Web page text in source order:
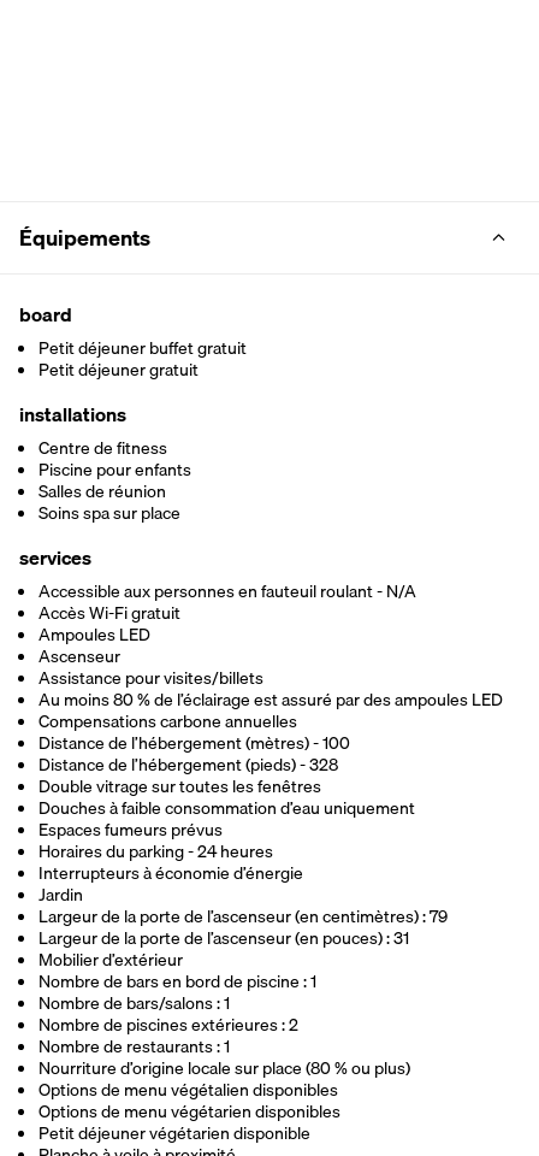
Équipements
board
Petit déjeuner buffet gratuit
Petit déjeuner gratuit
installations
Centre de fitness
Piscine pour enfants
Salles de réunion
Soins spa sur place
services
Accessible aux personnes en fauteuil roulant - N/A
Accès Wi-Fi gratuit
Ampoules LED
Ascenseur
Assistance pour visites/billets
Au moins 80 % de l’éclairage est assuré par des ampoules LED
Compensations carbone annuelles
Distance de l’hébergement (mètres) - 100
Distance de l’hébergement (pieds) - 328
Double vitrage sur toutes les fenêtres
Douches à faible consommation d’eau uniquement
Espaces fumeurs prévus
Horaires du parking - 24 heures
Interrupteurs à économie d’énergie
Jardin
Largeur de la porte de l’ascenseur (en centimètres) : 79
Largeur de la porte de l’ascenseur (en pouces) : 31
Mobilier d’extérieur
Nombre de bars en bord de piscine : 1
Nombre de bars/salons : 1
Nombre de piscines extérieures : 2
Nombre de restaurants : 1
Nourriture d’origine locale sur place (80 % ou plus)
Options de menu végétalien disponibles
Options de menu végétarien disponibles
Petit déjeuner végétarien disponible